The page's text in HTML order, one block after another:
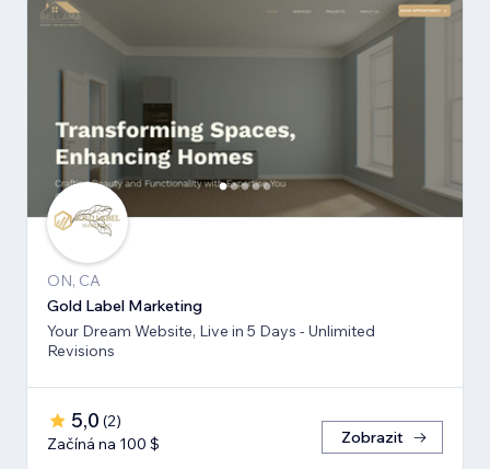
ON, CA
Gold Label Marketing
Your Dream Website, Live in 5 Days - Unlimited
Revisions
5,0 (2)
Začíná na 100 $
Zobrazit